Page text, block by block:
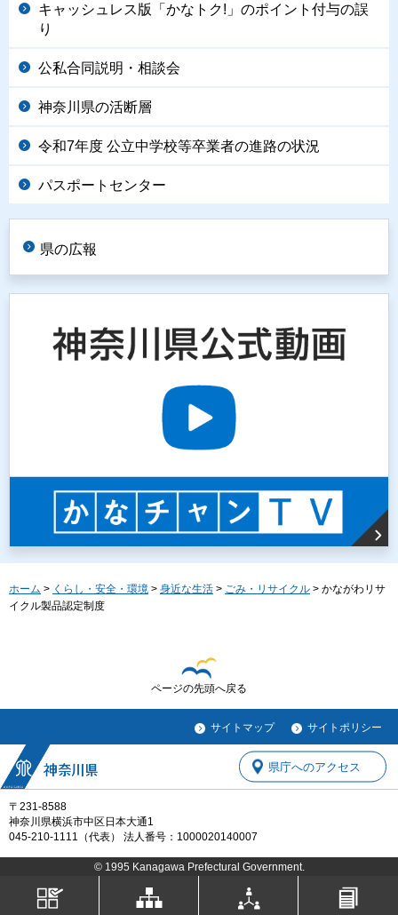
キャッシュレス版「かなトク!」のポイント付与の誤
り
公私合同説明・相談会
神奈川県の活断層
令和7年度 公立中学校等卒業者の進路の状況
パスポートセンター
県の広報
ホーム > くらし・安全・環境 > 身近な生活 > ごみ・リサイクル > かながわリサ
イクル製品認定制度
ページの先頭へ戻る
サイトマップ サイトポリシー
〒231-8588
神奈川県横浜市中区日本大通1
045-210-1111（代表） 法人番号：1000020140007
県庁へのアクセス
© 1995 Kanagawa Prefectural Government.